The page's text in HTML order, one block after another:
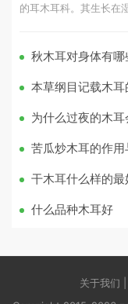
的耳木耳科。其生长在
秋木耳对身体有哪
本草纲目记载木耳
为什么过夜的木耳
苦瓜炒木耳的作用
干木耳什么样的最
什么品种木耳好
关于我们